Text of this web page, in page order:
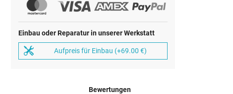
Einbau oder Reparatur in unserer Werkstatt
Aufpreis für Einbau (+69.00 €)
Bewertungen